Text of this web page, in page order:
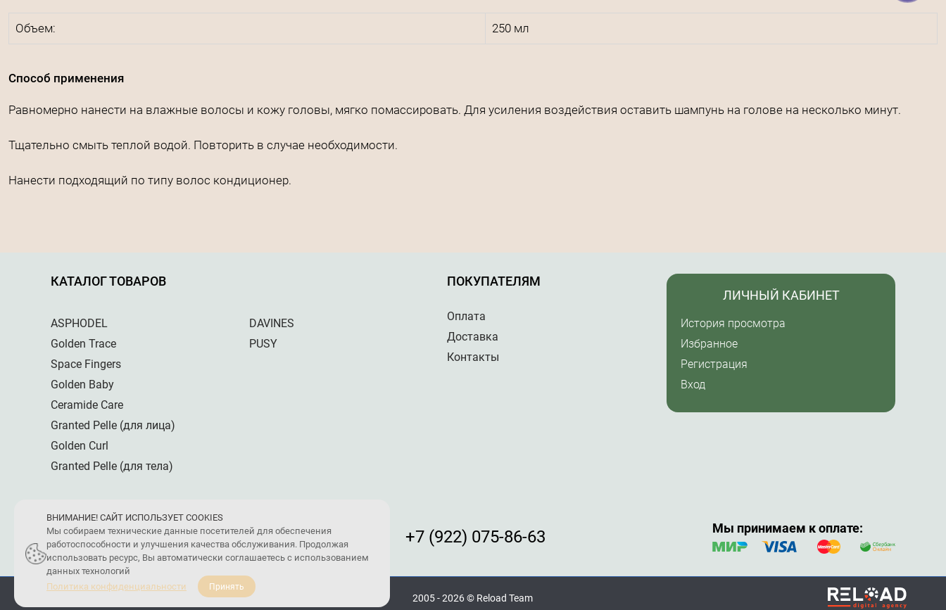
Объем: 250 мл
Способ применения
Равномерно нанести на влажные волосы и кожу головы, мягко помассировать. Для усиления воздействия оставить шампунь на голове на несколько минут.
Тщательно смыть теплой водой. Повторить в случае необходимости.
Нанести подходящий по типу волос кондиционер.
КАТАЛОГ ТОВАРОВ
ASPHODEL
Golden Trace
Space Fingers
Golden Baby
Ceramide Care
Granted Pelle (для лица)
Golden Curl
Granted Pelle (для тела)
DAVINES
PUSY
ПОКУПАТЕЛЯМ
Оплата
Доставка
Контакты
ЛИЧНЫЙ КАБИНЕТ
История просмотра
Избранное
Регистрация
Вход
+7 (922) 075-86-63 Мы принимаем к оплате:
ВНИМАНИЕ! САЙТ ИСПОЛЬЗУЕТ COOKIES
Мы собираем технические данные посетителей для обеспечения
работоспособности и улучшения качества обслуживания. Продолжая
использовать ресурс, Вы автоматически соглашаетесь с использованием
данных технологий
Политика конфиденциальности
Принять
ПОЛИТИКА КОНФИДЕНЦИАЛЬНОСТИ 2005 - 2026 © Reload Team